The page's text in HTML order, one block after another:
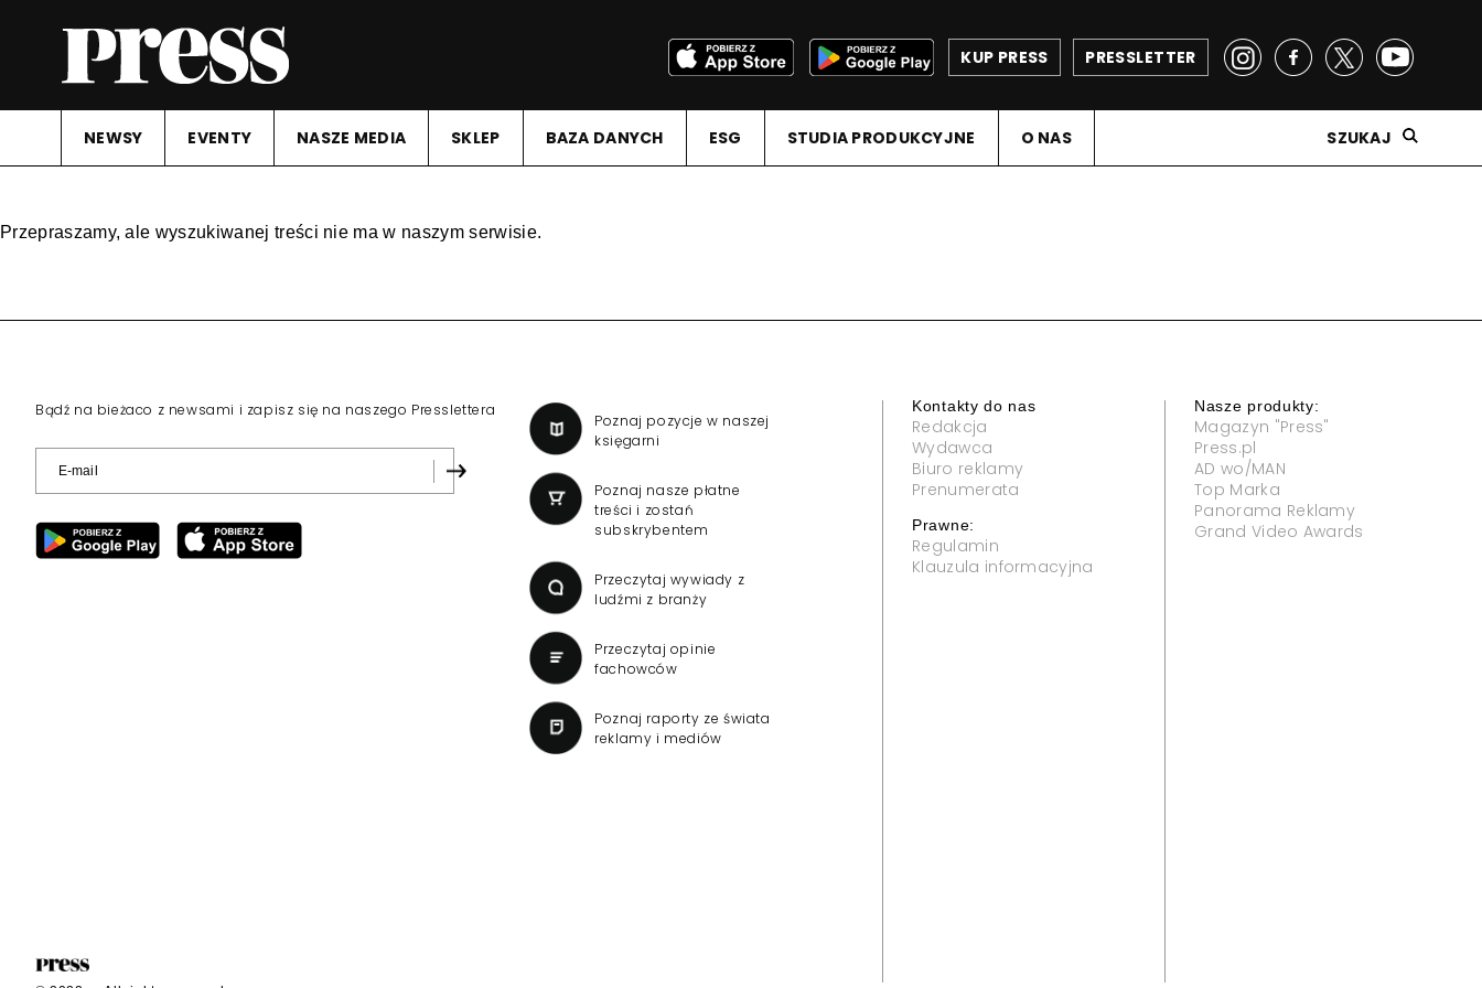
PRESSLETTER
KUP PRESS
NEWSY EVENTY NASZE MEDIA SKLEP BAZA DANYCH ESG STUDIA PRODUKCYJNE O NAS SZUKAJ
Przepraszamy, ale wyszukiwanej treści nie ma w naszym serwisie.
Bądź na bieżaco z newsami i zapisz się na naszego Presslettera
Poznaj pozycje w naszej
księgarni
Poznaj nasze płatne
treści i zostań
subskrybentem
Przeczytaj wywiady z
ludźmi z branży
Przeczytaj opinie
fachowców
Poznaj raporty ze świata
reklamy i mediów
Kontakty do nas
Redakcja
Wydawca
Biuro reklamy
Prenumerata
Prawne:
Regulamin
Klauzula informacyjna
Nasze produkty:
Magazyn "Press"
Press.pl
AD wo/MAN
Top Marka
Panorama Reklamy
Grand Video Awards